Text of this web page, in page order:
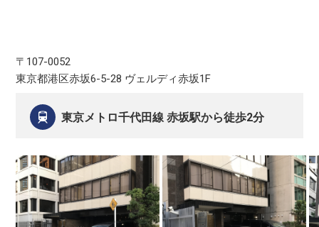
〒107-0052
東京都港区赤坂6-5-28 ヴェルディ赤坂1F
東京メトロ千代田線 赤坂駅から徒歩2分